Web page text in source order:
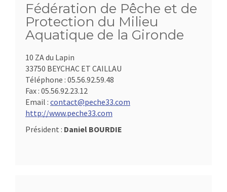
Fédération de Pêche et de
Protection du Milieu
Aquatique de la Gironde
10 ZA du Lapin
33750 BEYCHAC ET CAILLAU
Téléphone : 05.56.92.59.48
Fax : 05.56.92.23.12
Email : contact@peche33.com
http://www.peche33.com
Président : Daniel BOURDIE